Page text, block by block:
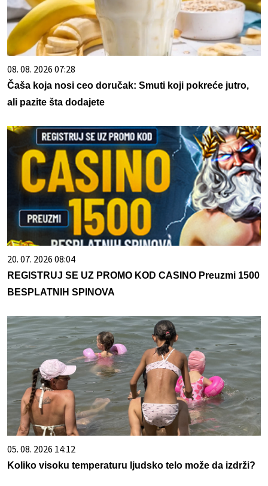
08. 08. 2026 07:28
Čaša koja nosi ceo doručak: Smuti koji pokreće jutro,
ali pazite šta dodajete
20. 07. 2026 08:04
REGISTRUJ SE UZ PROMO KOD CASINO Preuzmi 1500
BESPLATNIH SPINOVA
05. 08. 2026 14:12
Koliko visoku temperaturu ljudsko telo može da izdrži?